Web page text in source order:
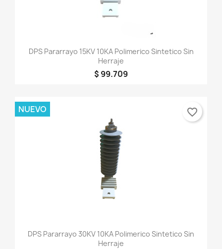
DPS Pararrayo 15KV 10KA Polimerico Sintetico Sin
Herraje
$ 99.709
DPS Pararrayo 30KV 10KA Polimerico Sintetico Sin
Herraje
NUEVO favorite_border